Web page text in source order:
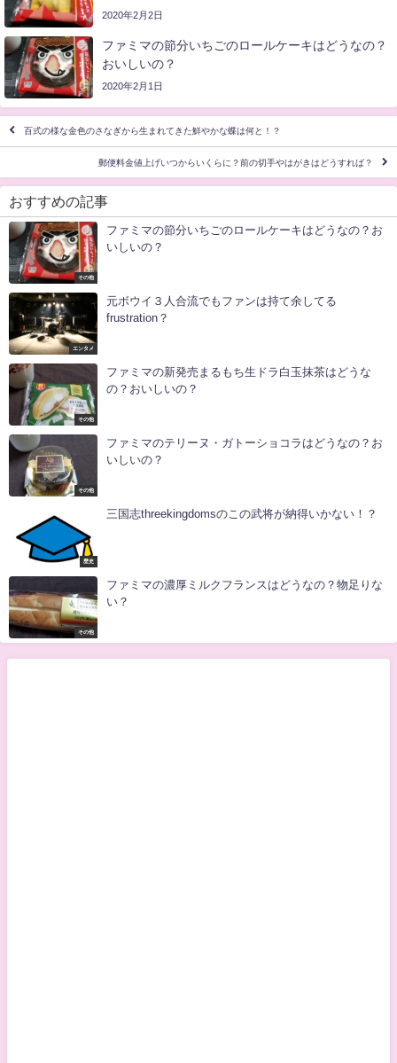
2020年2月2日
ファミマの節分いちごのロールケーキはどうなの？
おいしいの？
2020年2月1日
百式の様な金色のさなぎから生まれてきた鮮やかな蝶は何と！？
郵便料金値上げいつからいくらに？前の切手やはがきはどうすれば？
おすすめの記事
その他
ファミマの節分いちごのロールケーキはどうなの？お
いしいの？
エンタメ
元ボウイ３人合流でもファンは持て余してる
frustration？
その他
ファミマの新発売まるもち生ドラ白玉抹茶はどうな
の？おいしいの？
その他
ファミマのテリーヌ・ガトーショコラはどうなの？お
いしいの？
歴史
三国志threekingdomsのこの武将が納得いかない！？
その他
ファミマの濃厚ミルクフランスはどうなの？物足りな
い？